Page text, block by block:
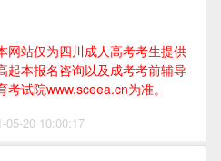
网站仅为四川成人高考考生提供
起本报名咨询以及成考考前辅导
试院www.sceea.cn为准。
05-20 10:00:17